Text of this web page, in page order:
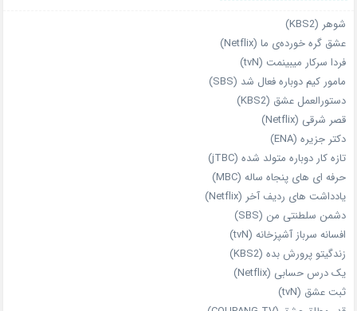
شوهر (KBS2)
عشق گره خورده‌ی ما (Netflix)
فردا سرکار میبینمت (tvN)
مامور کیم دوباره فعال شد (SBS)
دستورالعمل عشق (KBS2)
قصر شرقی (Netflix)
دکتر جزیره (ENA)
تازه‌ کار دوباره‌ متولد شده (jTBC)
حرفه‌ ای‌ های پنجاه‌ ساله (MBC)
یادداشت‌ های ردیف آخر (Netflix)
دشمن سلطنتی من (SBS)
افسانه سرباز آشپزخانه (tvN)
زندگیتو پرورش بده (KBS2)
یک درس حسابی (Netflix)
ثبت عشق (tvN)